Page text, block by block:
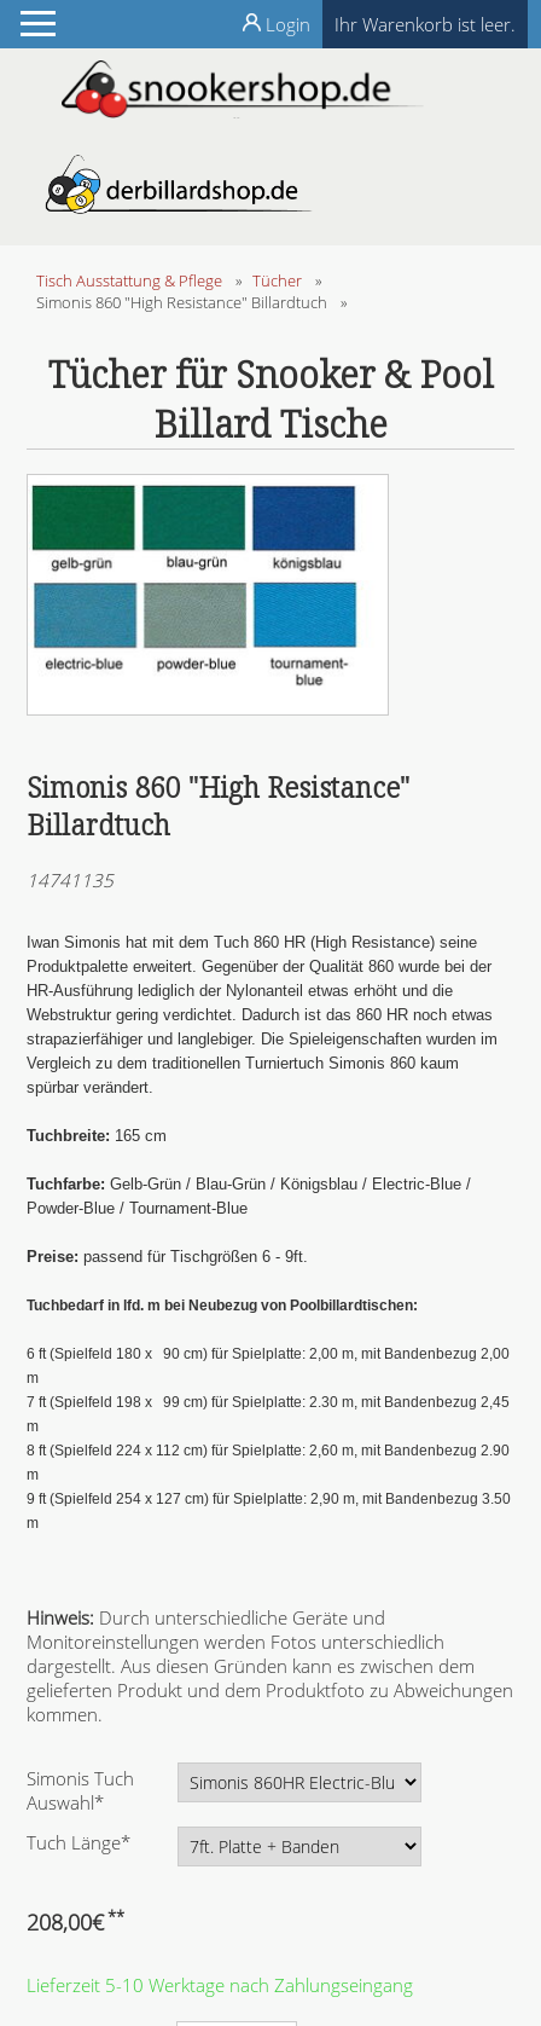
Ihr Warenkorb ist leer.
Login
Tisch Ausstattung & Pflege » Tücher
»
Simonis 860 "High Resistance" Billardtuch
»
Tücher für Snooker & Pool
Billard Tische
Simonis 860 "High Resistance"
Billardtuch
14741135
Iwan Simonis hat mit dem Tuch 860 HR (High Resistance) seine
Produktpalette erweitert. Gegenüber der Qualität 860 wurde bei der
HR-Ausführung lediglich der Nylonanteil etwas erhöht und die
Webstruktur gering verdichtet. Dadurch ist das 860 HR noch etwas
strapazierfähiger und langlebiger. Die Spieleigenschaften wurden im
Vergleich zu dem traditionellen Turniertuch Simonis 860 kaum
spürbar verändert.
Tuchbreite: 165 cm
Tuchfarbe: Gelb-Grün / Blau-Grün / Königsblau / Electric-Blue /
Powder-Blue / Tournament-Blue
Preise: passend für Tischgrößen 6 - 9ft.
Tuchbedarf in lfd. m bei Neubezug von Poolbillardtischen:
6 ft (Spielfeld 180 x 90 cm) für Spielplatte: 2,00 m, mit Bandenbezug 2,00
m
7 ft (Spielfeld 198 x 99 cm) für Spielplatte: 2.30 m, mit Bandenbezug 2,45
m
8 ft (Spielfeld 224 x 112 cm) für Spielplatte: 2,60 m, mit Bandenbezug 2.90
m
9 ft (Spielfeld 254 x 127 cm) für Spielplatte: 2,90 m, mit Bandenbezug 3.50
m
Hinweis: Durch unterschiedliche Geräte und
Monitoreinstellungen werden Fotos unterschiedlich
dargestellt. Aus diesen Gründen kann es zwischen dem
gelieferten Produkt und dem Produktfoto zu Abweichungen
kommen.
P
f
t
l
Simonis Tuch
Auswahl*
P
i
c
t
Tuch Länge*
208,00€**
Lieferzeit 5-10 Werktage nach Zahlungseingang